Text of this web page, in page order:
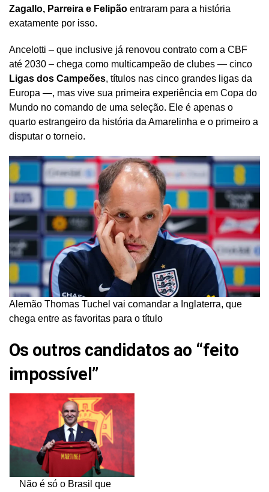
Zagallo, Parreira e Felipão entraram para a história
exatamente por isso.
Ancelotti – que inclusive já renovou contrato com a CBF
até 2030 – chega como multicampeão de clubes — cinco
Ligas dos Campeões, títulos nas cinco grandes ligas da
Europa —, mas vive sua primeira experiência em Copa do
Mundo no comando de uma seleção. Ele é apenas o
quarto estrangeiro da história da Amarelinha e o primeiro a
disputar o torneio.
Alemão Thomas Tuchel vai comandar a Inglaterra, que
chega entre as favoritas para o título
Os outros candidatos ao “feito
impossível”
Não é só o Brasil que